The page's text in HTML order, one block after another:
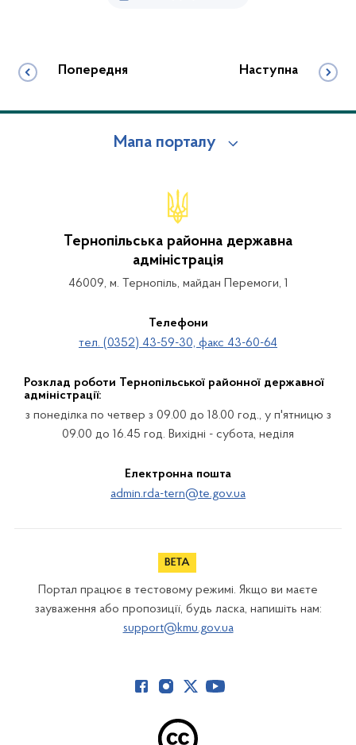
Попередня Наступна
Мапа порталу
Тернопільська районна державна
адміністрація
46009, м. Тернопіль, майдан Перемоги, 1
Телефони
тел. (0352) 43-59-30, факс 43-60-64
Розклад роботи Тернопільської районної державної
адміністрації:
з понеділка по четвер з 09.00 до 18.00 год., у п'ятницю з
09.00 до 16.45 год. Вихідні - субота, неділя
Електронна пошта
admin.rda-tern@te.gov.ua
Портал працює в тестовому режимі. Якщо ви маєте
зауваження або пропозиції, будь ласка, напишіть нам:
support@kmu.gov.ua